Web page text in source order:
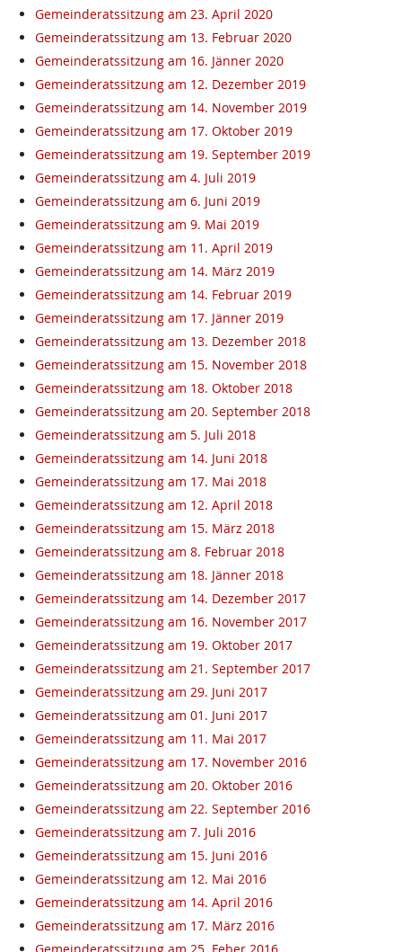
Gemeinderatssitzung am 23. April 2020
Gemeinderatssitzung am 13. Februar 2020
Gemeinderatssitzung am 16. Jänner 2020
Gemeinderatssitzung am 12. Dezember 2019
Gemeinderatssitzung am 14. November 2019
Gemeinderatssitzung am 17. Oktober 2019
Gemeinderatssitzung am 19. September 2019
Gemeinderatssitzung am 4. Juli 2019
Gemeinderatssitzung am 6. Juni 2019
Gemeinderatssitzung am 9. Mai 2019
Gemeinderatssitzung am 11. April 2019
Gemeinderatssitzung am 14. März 2019
Gemeinderatssitzung am 14. Februar 2019
Gemeinderatssitzung am 17. Jänner 2019
Gemeinderatssitzung am 13. Dezember 2018
Gemeinderatssitzung am 15. November 2018
Gemeinderatssitzung am 18. Oktober 2018
Gemeinderatssitzung am 20. September 2018
Gemeinderatssitzung am 5. Juli 2018
Gemeinderatssitzung am 14. Juni 2018
Gemeinderatssitzung am 17. Mai 2018
Gemeinderatssitzung am 12. April 2018
Gemeinderatssitzung am 15. März 2018
Gemeinderatssitzung am 8. Februar 2018
Gemeinderatssitzung am 18. Jänner 2018
Gemeinderatssitzung am 14. Dezember 2017
Gemeinderatssitzung am 16. November 2017
Gemeinderatssitzung am 19. Oktober 2017
Gemeinderatssitzung am 21. September 2017
Gemeinderatssitzung am 29. Juni 2017
Gemeinderatssitzung am 01. Juni 2017
Gemeinderatssitzung am 11. Mai 2017
Gemeinderatssitzung am 17. November 2016
Gemeinderatssitzung am 20. Oktober 2016
Gemeinderatssitzung am 22. September 2016
Gemeinderatssitzung am 7. Juli 2016
Gemeinderatssitzung am 15. Juni 2016
Gemeinderatssitzung am 12. Mai 2016
Gemeinderatssitzung am 14. April 2016
Gemeinderatssitzung am 17. März 2016
Gemeinderatssitzung am 25. Feber 2016